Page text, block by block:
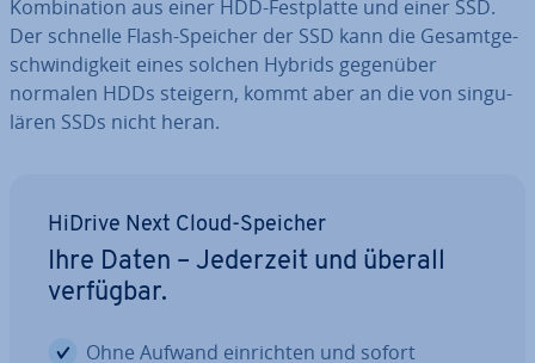
Kom­bi­na­ti­on aus einer HDD-Fest­plat­te und einer SSD.
Der schnelle Flash-Speicher der SSD kann die Ge­samt­ge­
schwin­dig­keit eines solchen Hybrids gegenüber
normalen HDDs steigern, kommt aber an die von sin­gu­
lä­ren SSDs nicht heran.
HiDrive Next Cloud-Speicher
Ihre Daten – Jederzeit und überall
verfügbar.
Ohne Aufwand ein­rich­ten und sofort